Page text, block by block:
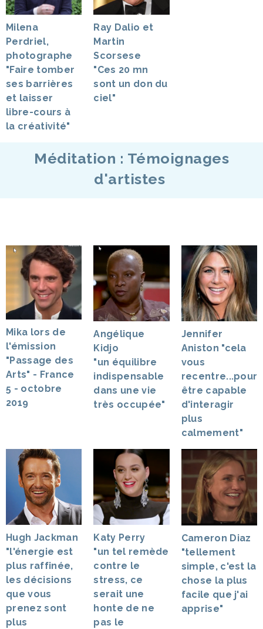
Milena
Perdriel,
photographe
"Faire tomber
ses barrières
et laisser
libre-cours à
la créativité"
Ray Dalio et
Martin
Scorsese
"Ces 20 mn
sont un don du
ciel"
Méditation : Témoignages
d'artistes
Mika lors de
l'émission
"Passage des
Arts" - France
5 - octobre
2019
Angélique
Kidjo
"un équilibre
indispensable
dans une vie
très occupée"
Jennifer
Aniston "cela
vous
recentre...pour
être capable
d'interagir
plus
calmement"
Hugh Jackman
"l'énergie est
plus raffinée,
les décisions
que vous
prenez sont
plus
Katy Perry
"un tel remède
contre le
stress, ce
serait une
honte de ne
pas le
Cameron Diaz
"tellement
simple, c'est la
chose la plus
facile que j'ai
apprise"